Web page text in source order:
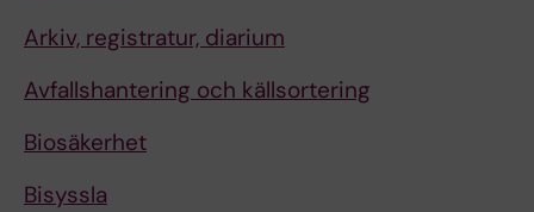
Arkiv, registratur, diarium
Avfallshantering och källsortering
Biosäkerhet
Bisyssla